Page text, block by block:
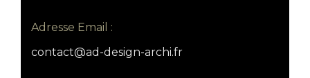
Adresse Email :
contact@ad-design-archi.fr